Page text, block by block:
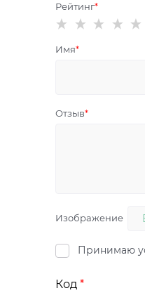
Рейтинг
Имя
Отзыв
Изображение
Принимаю
Код